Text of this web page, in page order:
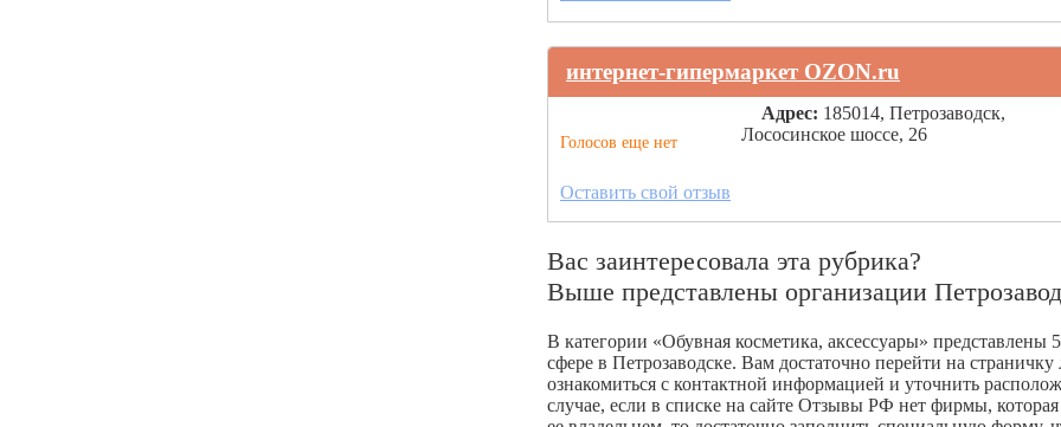
интернет-гипермаркет OZON.ru
Голосов еще нет
Адрес: 185014, Петрозаводск,
Лососинское шоссе, 26
Оставить свой отзыв
Вас заинтересовала эта рубрика?
Выше представлены организации
В категории «Обувная косметика, аксессуары» представлены
сфере в Петрозаводске. Вам достаточно перейти на
ознакомиться с контактной информацией и уточнить
случае, если в списке на сайте Отзывы РФ нет фирмы, которая